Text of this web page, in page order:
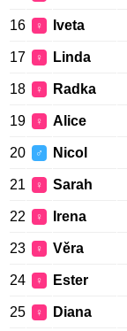
16 ♀ Iveta
17 ♀ Linda
18 ♀ Radka
19 ♀ Alice
20 ♂ Nicol
21 ♀ Sarah
22 ♀ Irena
23 ♀ Věra
24 ♀ Ester
25 ♀ Diana